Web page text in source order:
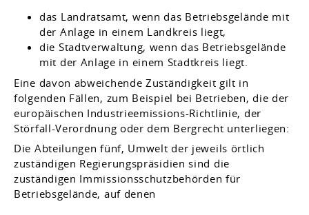
das Landratsamt, wenn das Betriebsgelände mit
der Anlage in einem Landkreis liegt,
die Stadtverwaltung, wenn das Betriebsgelände
mit der Anlage in einem Stadtkreis liegt.
Eine davon abweichende Zuständigkeit gilt in
folgenden Fällen, zum Beispiel bei Betrieben, die der
europäischen Industrieemissions-Richtlinie, der
Störfall-Verordnung oder dem Bergrecht unterliegen:
Die Abteilungen fünf, Umwelt der jeweils örtlich
zuständigen Regierungspräsidien sind die
zuständigen Immissionsschutzbehörden für
Betriebsgelände, auf denen